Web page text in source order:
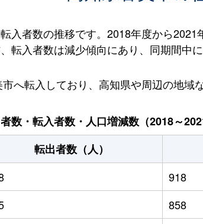
入者数の推移です。2018年度から
転入者数は減少傾向にあり、同期間中
へ転入しており、高知県や周辺の地域
数・転入者数・人口増減数（2018～
転出者数（人）
918
858